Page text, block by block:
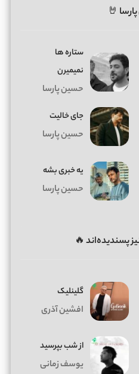
🤘
ستاره ها
نمیمیرن
حسین پارسا
جای خالیت
حسین پارسا
یه خبری بشه
حسین پارسا
پسندیده‌اند 🔥
گلینلیک
افشین آذری
از شب بپرسید
یوسف زمانی